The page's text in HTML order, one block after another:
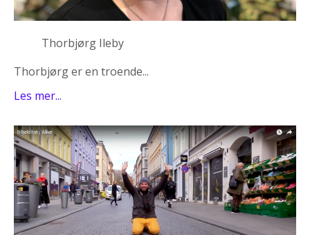
Thorbjørg Ileby
Thorbjørg er en troende...
Les mer...